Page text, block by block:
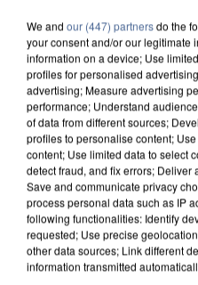
We and our (447) partnersdo the
your consent and/or our legitimate
information on a device; Use
profiles for personalised
advertising; Measure advertising
performance; Understand
of data from different sources;
profiles to personalise content;
content; Use limited data to select
detect fraud, and fix errors;
Save and communicate privacy
process personal data such as IP
following functionalities: Identify
requested; Use precise
other data sources; Link different
information transmitted